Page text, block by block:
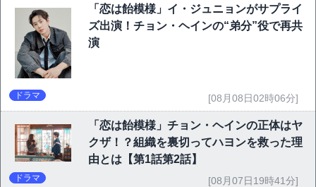
「恋は飴模様」イ・ジュニョンがサプライ
ズ出演！チョン・ヘインの“弟分”役で再共
演
ドラマ [08月08日02時06分]
「恋は飴模様」チョン・ヘインの正体はヤ
クザ！？組織を裏切ってハヨンを救った理
由とは【第1話第2話】
ドラマ [08月07日19時41分]